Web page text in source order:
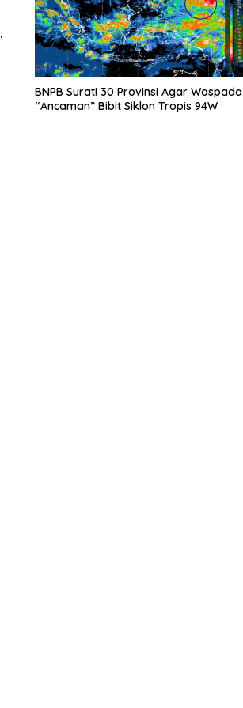
BNPB Surati 30 Provinsi Agar Waspada
“Ancaman” Bibit Siklon Tropis 94W